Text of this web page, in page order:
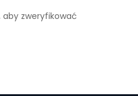
zweryfikować